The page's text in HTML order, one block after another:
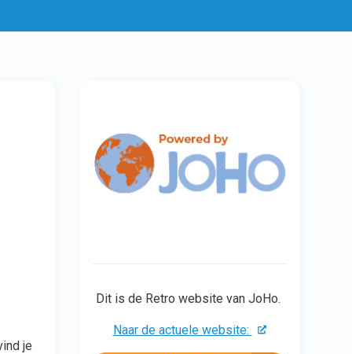
je
Dit is de Retro website van JoHo.
Naar de actuele website: